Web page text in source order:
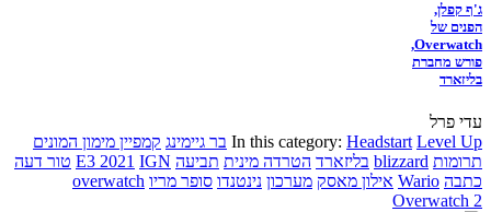
ג'ף קפלן,
הפנים של
Overwatch,
פורש מחברת
בליזארד
עדי פרל
In this category: Headstart Level Up בר גיימינג קמפיין מימון המונים
תרומות blizzard בליזארד הטרדה מינית תביעה E3 2021 IGN
טור דעה
כתבה Wario אילון מאסק מערכון נינטנדו סופר מריו overwatch
Overwatch 2